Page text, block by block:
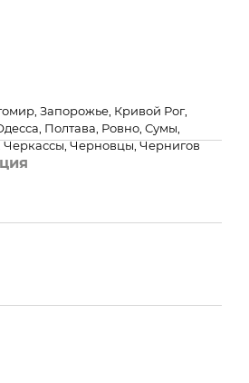
Запорожье, Кривой Рог,
Полтава, Ровно, Сумы,
Черкассы, Черновцы, Чернигов